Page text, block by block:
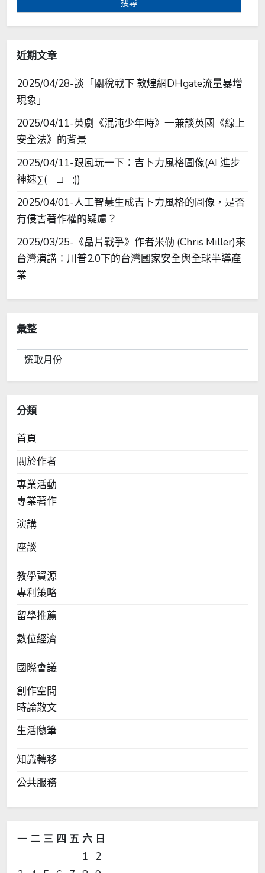
近期文章
2025/04/28-談「關稅戰下 敦煌網DHgate流量暴增
現象」
2025/04/11-英劇《混沌少年時》一兼談英國《線上
安全法》的背景
2025/04/11-跟風玩一下：吉卜力風格圖像(AI 進步
神速∑(￣□￣;))
2025/04/01-人工智慧生成吉卜力風格的圖像，是否
有侵害著作權的疑慮？
2025/03/25-《晶片戰爭》作者米勒 (Chris Miller)來
台灣演講：川普2.0下的台灣國家安全與全球半導產
業
彙整
彙
整
分類
首頁
關於作者
專業活動
專業著作
演講
座談
教學資源
專利策略
留學推薦
數位經濟
國際會議
創作空間
時論散文
生活隨筆
知識轉移
公共服務
一 二 三 四 五 六 日
1
2